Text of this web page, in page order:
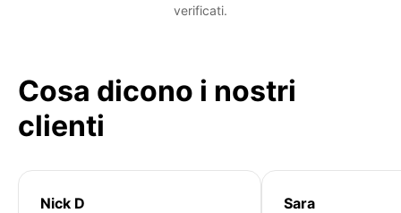
verificati.
Cosa dicono i nostri
clienti
Nick D Sara